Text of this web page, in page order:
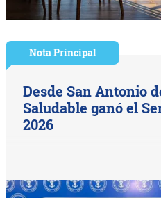
Nota Principal
Desde San Antonio
Saludable ganó el
2026